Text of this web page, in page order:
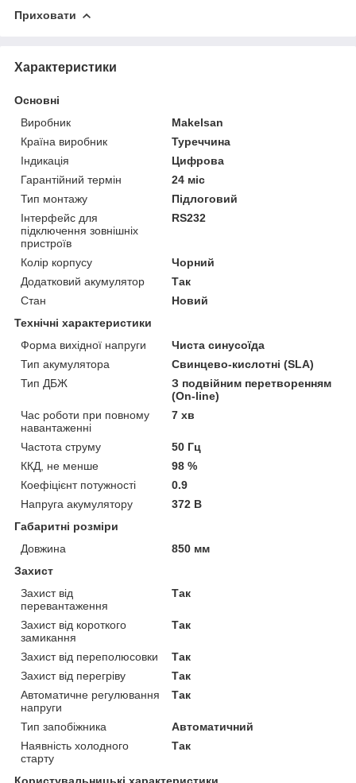
Приховати
Характеристики
Основні
Виробник
Makelsan
Країна виробник
Туреччина
Індикація
Цифрова
Гарантійний термін
24 міс
Тип монтажу
Підлоговий
Інтерфейс для
підключення зовнішніх
пристроїв
RS232
Колір корпусу
Чорний
Додатковий акумулятор
Так
Стан
Новий
Технічні характеристики
Форма вихідної напруги
Чиста синусоїда
Тип акумулятора
Свинцево-кислотні (SLA)
Тип ДБЖ
З подвійним перетворенням
(On-line)
Час роботи при повному
навантаженні
7 хв
Частота струму
50 Гц
ККД, не менше
98 %
Коефіцієнт потужності
0.9
Напруга акумулятору
372 В
Габаритні розміри
Довжина
850 мм
Захист
Захист від
перевантаження
Так
Захист від короткого
замикання
Так
Захист від переполюсовки
Так
Захист від перегріву
Так
Автоматичне регулювання
напруги
Так
Тип запобіжника
Автоматичний
Наявність холодного
старту
Так
Користувальницькі характеристики